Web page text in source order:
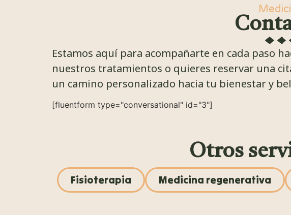
Estamos aquí para acompañarte en cada paso
nuestros tratamientos o quieres reservar una
un camino personalizado hacia tu bienestar y
[fluentform type="conversational" id="3"]
Otros
Fisioterapia Medicina regenerativa